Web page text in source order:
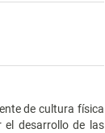
de cultura física
el desarrollo de las